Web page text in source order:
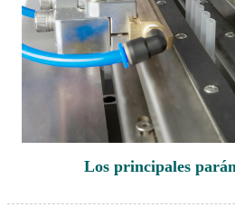
Los principales